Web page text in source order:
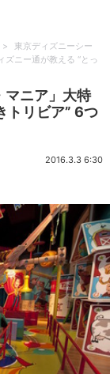
>
東京ディズニーシー
ズニー通が教える “とっ
マニア」大特
トリビア” 6つ
2016.3.3 6:30